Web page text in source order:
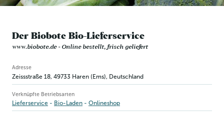
Der Biobote Bio-Lieferservice
www.biobote.de - Online bestellt, frisch geliefert
Betriebsinformation
Adresse
Zeissstraße 18, 49733 Haren (Ems), Deutschland
Verknüpfte Betriebsarten
Lieferservice Bio-Laden Onlineshop